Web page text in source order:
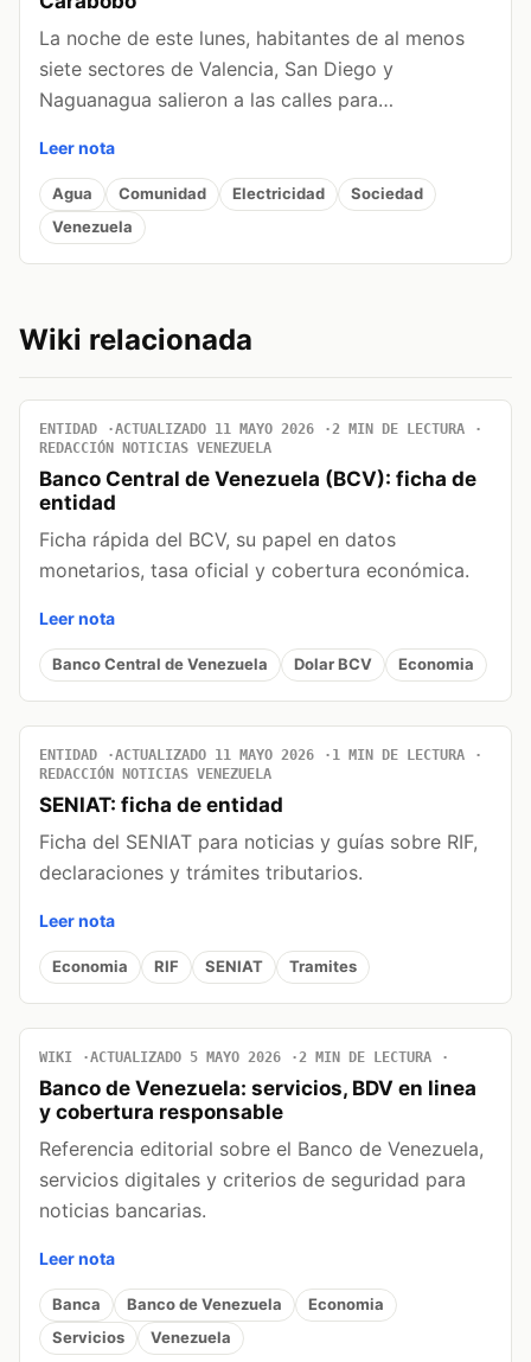
La noche de este lunes, habitantes de al menos
siete sectores de Valencia, San Diego y
Naguanagua salieron a las calles para…
Leer nota
Agua Comunidad Electricidad
Sociedad
Venezuela
Wiki relacionada
ENTIDAD ACTUALIZADO 11 MAYO 2026
2 MIN DE LECTURA
REDACCIÓN NOTICIAS VENEZUELA
Banco Central de Venezuela (BCV): ficha de
entidad
Ficha rápida del BCV, su papel en datos
monetarios, tasa oficial y cobertura económica.
Leer nota
Banco Central de Venezuela Dolar BCV Economia
ENTIDAD ACTUALIZADO 11 MAYO 2026
1 MIN DE LECTURA
REDACCIÓN NOTICIAS VENEZUELA
SENIAT: ficha de entidad
Ficha del SENIAT para noticias y guías sobre RIF,
declaraciones y trámites tributarios.
Leer nota
Economia RIF SENIAT Tramites
WIKI ACTUALIZADO 5 MAYO 2026 2 MIN DE LECTURA
Banco de Venezuela: servicios, BDV en linea
y cobertura responsable
Referencia editorial sobre el Banco de Venezuela,
servicios digitales y criterios de seguridad para
noticias bancarias.
Leer nota
Banca Banco de Venezuela
Economia
Servicios
Venezuela